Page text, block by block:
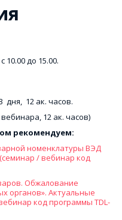
10.00 до 15.00.
дня,  12 ак. часов.
12 ак. часов)
рекомендуем:
номенклатуры ВЭД
/ вебинар код
Обжалование
органов». Актуальные
код программы TDL-